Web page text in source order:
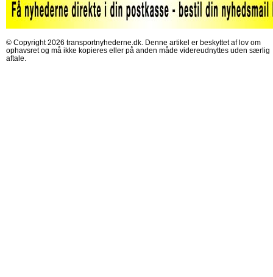
© Copyright 2026 transportnyhederne.dk. Denne artikel er beskyttet af lov om
ophavsret og må ikke kopieres eller på anden måde videreudnyttes uden særlig
aftale.